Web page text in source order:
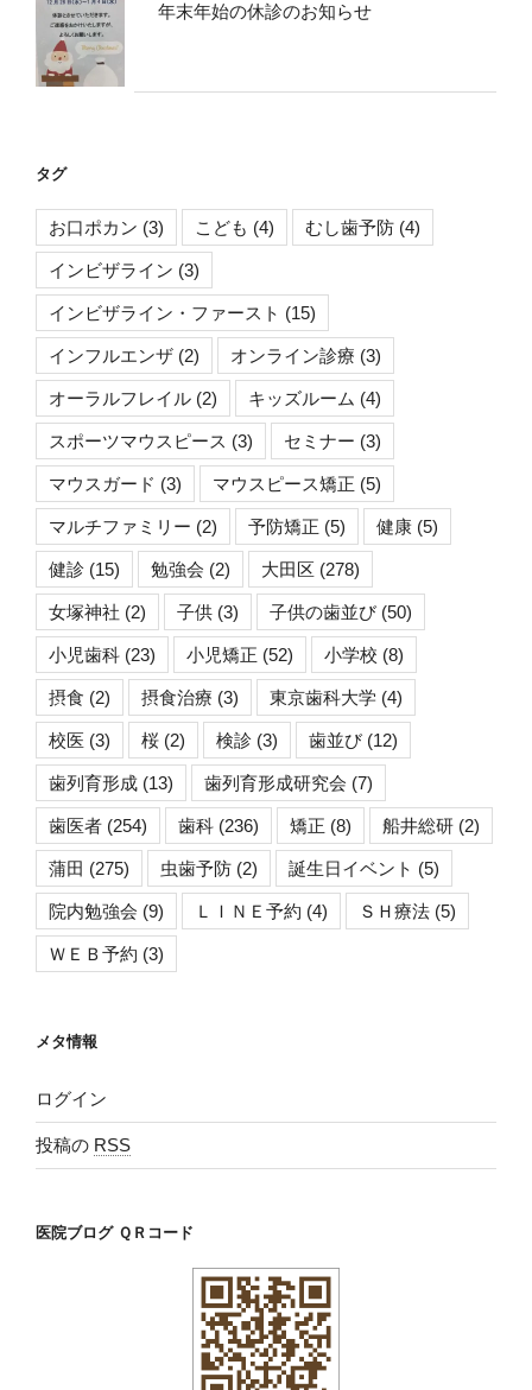
年末年始の休診のお知らせ
タグ
お口ポカン (3) こども (4) むし歯予防 (4)
インビザライン (3)
インビザライン・ファースト (15)
インフルエンザ (2) オンライン診療 (3)
オーラルフレイル (2) キッズルーム (4)
スポーツマウスピース (3) セミナー (3)
マウスガード (3) マウスピース矯正 (5)
マルチファミリー (2) 予防矯正 (5) 健康 (5)
健診 (15) 勉強会 (2) 大田区 (278)
女塚神社 (2) 子供 (3) 子供の歯並び (50)
小児歯科 (23) 小児矯正 (52) 小学校 (8)
摂食 (2) 摂食治療 (3) 東京歯科大学 (4)
校医 (3) 桜 (2) 検診 (3) 歯並び (12)
歯列育形成 (13) 歯列育形成研究会 (7)
歯医者 (254) 歯科 (236) 矯正 (8) 船井総研 (2)
蒲田 (275) 虫歯予防 (2) 誕生日イベント (5)
院内勉強会 (9) ＬＩＮＥ予約 (4) ＳＨ療法 (5)
ＷＥＢ予約 (3)
メタ情報
ログイン
投稿の RSS
医院ブログ ＱＲコード